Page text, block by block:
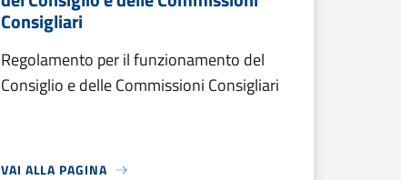
Consigliari
Regolamento per il funzionamento del
Consiglio e delle Commissioni Consigliari
VAI ALLA PAGINA